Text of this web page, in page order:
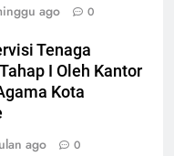
ago 0
Tenaga
I Oleh Kantor
Kota
ago 0